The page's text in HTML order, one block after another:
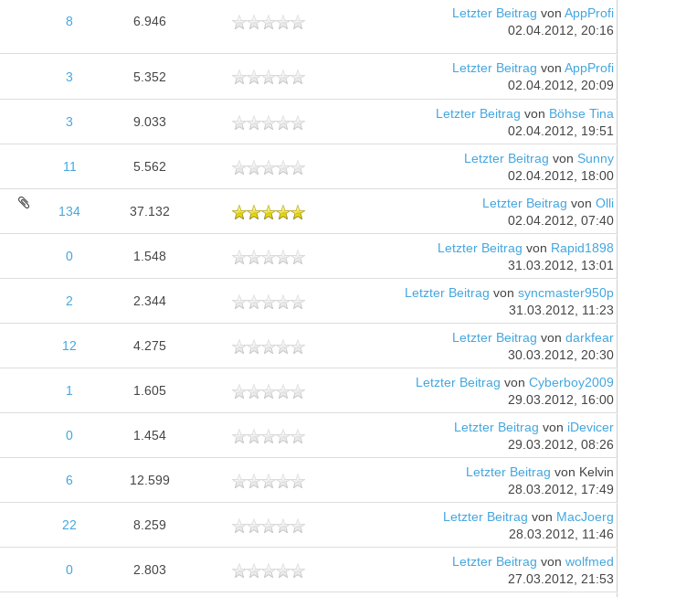
8 6.946
Letzter Beitrag von AppProfi
02.04.2012, 20:16
3 5.352
Letzter Beitrag von AppProfi
02.04.2012, 20:09
3 9.033
Letzter Beitrag von Böhse Tina
02.04.2012, 19:51
11 5.562
Letzter Beitrag von Sunny
02.04.2012, 18:00
134 37.132
Letzter Beitrag von Olli
02.04.2012, 07:40
0 1.548
Letzter Beitrag von Rapid1898
31.03.2012, 13:01
2 2.344
Letzter Beitrag von syncmaster950p
31.03.2012, 11:23
12 4.275
Letzter Beitrag von darkfear
30.03.2012, 20:30
1 1.605
Letzter Beitrag von Cyberboy2009
29.03.2012, 16:00
0 1.454
Letzter Beitrag von iDevicer
29.03.2012, 08:26
6 12.599
Letzter Beitrag von Kelvin
28.03.2012, 17:49
22 8.259
Letzter Beitrag von MacJoerg
28.03.2012, 11:46
0 2.803
Letzter Beitrag von wolfmed
27.03.2012, 21:53